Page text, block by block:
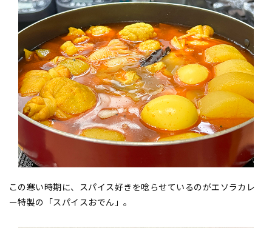
この寒い時期に、スパイス好きを唸らせているのがエソラカレ
ー特製の「スパイスおでん」。